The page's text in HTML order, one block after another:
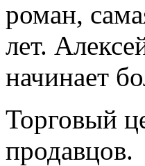
роман,
лет.
начинает
Торговый
продавцов.